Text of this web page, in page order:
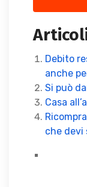
Debito
anche
Si può
Casa
che devi